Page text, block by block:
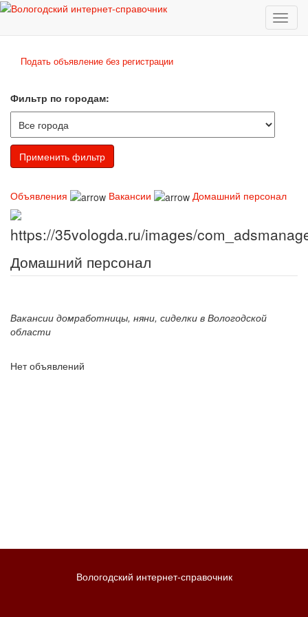
Подать объявление без регистрации
Фильтр по городам:
Объявления Вакансии Домашний персонал
Домашний персонал
Вакансии домработницы, няни, сиделки в Вологодской
области
Нет объявлений
Вологодский интернет-справочник